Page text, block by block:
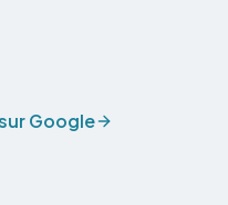
Google